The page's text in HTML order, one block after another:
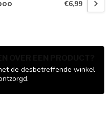
€6,99
de desbetreffende winkel